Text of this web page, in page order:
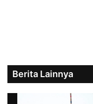
Berita Lainnya